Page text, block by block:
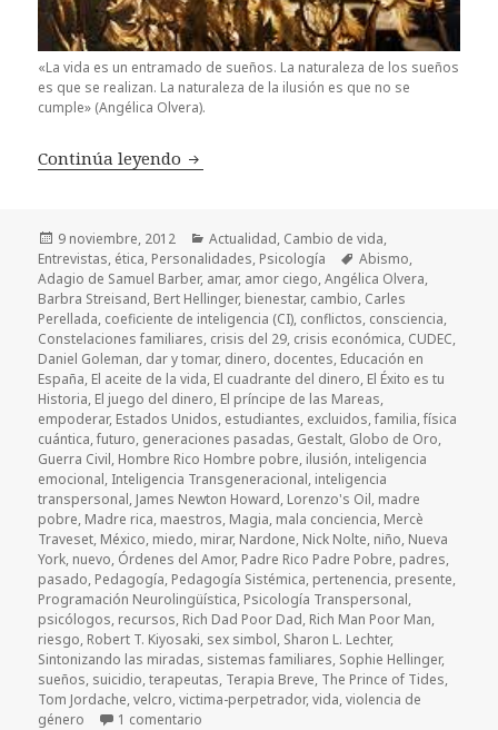
«La vida es un entramado de sueños. La naturaleza de los sueños
es que se realizan. La naturaleza de la ilusión es que no se
cumple» (Angélica Olvera).
Continúa leyendo Madre rica, madre pobre… con
Publicado
el
9 noviembre, 2012 Categorías
Actualidad, Cambio de vida,
Entrevistas, ética, Personalidades, Psicología Etiquetas
Abismo,
Adagio de Samuel Barber, amar, amor ciego,Angélica Olvera,
Barbra Streisand, Bert Hellinger, bienestar, cambio, Carles
Perellada, coeficiente de inteligencia (CI), conflictos, consciencia,
Constelaciones familiares, crisis del 29, crisis económica, CUDEC,
Daniel Goleman, dar y tomar, dinero, docentes, Educación en
España, El aceite de la vida, El cuadrante del dinero, El Éxito es tu
Historia, El juego del dinero, El príncipe de las Mareas,
empoderar, Estados Unidos, estudiantes, excluidos,familia,física
cuántica,futuro, generaciones pasadas, Gestalt, Globo de Oro,
Guerra Civil, Hombre Rico Hombre pobre, ilusión, inteligencia
emocional, Inteligencia Transgeneracional, inteligencia
transpersonal, James Newton Howard, Lorenzo's Oil, madre
pobre, Madre rica, maestros, Magia, mala conciencia, Mercè
Traveset, México, miedo, mirar, Nardone, Nick Nolte, niño, Nueva
York, nuevo, Órdenes del Amor, Padre Rico Padre Pobre, padres,
pasado, Pedagogía, Pedagogía Sistémica, pertenencia, presente,
Programación Neurolingüística, Psicología Transpersonal,
psicólogos, recursos, Rich Dad Poor Dad, Rich Man Poor Man,
riesgo, Robert T. Kiyosaki, sex simbol, Sharon L. Lechter,
Sintonizando las miradas, sistemas familiares, Sophie Hellinger,
sueños, suicidio,terapeutas, Terapia Breve, The Prince of Tides,
Tom Jordache,velcro,victima-perpetrador,vida,violencia de
género
1 comentario